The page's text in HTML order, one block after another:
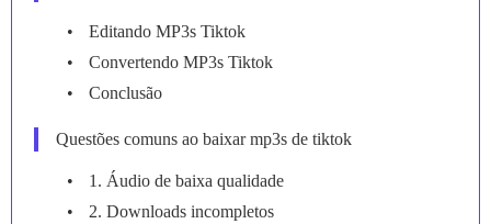
Editando MP3s Tiktok
Convertendo MP3s Tiktok
Conclusão
Questões comuns ao baixar mp3s de tiktok
1. Áudio de baixa qualidade
2. Downloads incompletos